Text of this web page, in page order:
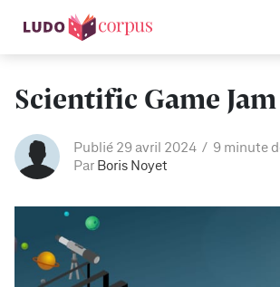
Scientific Game
Publié 29 avril 2024
9 minute
Par Boris Noyet